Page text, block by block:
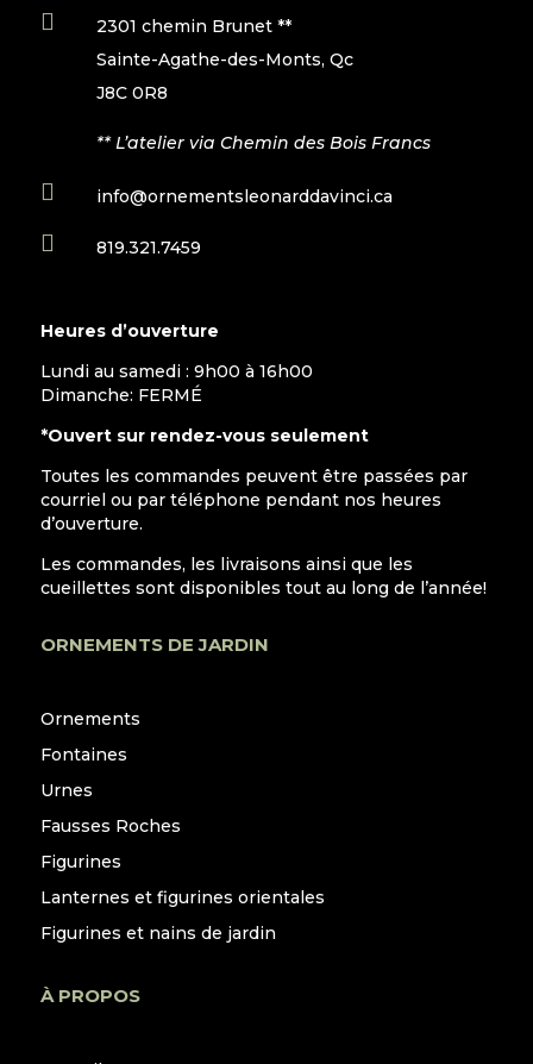

2301 chemin Brunet **
Sainte-Agathe-des-Monts, Qc
J8C 0R8
** L’atelier via Chemin des Bois Francs
 info@ornementsleonarddavinci.ca
 819.321.7459
Heures d’ouverture
Lundi au samedi : 9h00 à 16h00
Dimanche: FERMÉ
*Ouvert sur rendez-vous seulement
Toutes les commandes peuvent être passées par
courriel ou par téléphone pendant nos heures
d’ouverture.
Les commandes, les livraisons ainsi que les
cueillettes sont disponibles tout au long de l’année!
ORNEMENTS DE JARDIN
Ornements
Fontaines
Urnes
Fausses Roches
Figurines
Lanternes et figurines orientales
Figurines et nains de jardin
À PROPOS